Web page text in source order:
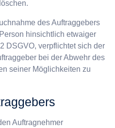
des Auftraggebers
hinsichtlich etwaiger
DSGVO, verpflichtet sich der
bei der Abwehr des
seiner Möglichkeiten zu
Auftragnehmer